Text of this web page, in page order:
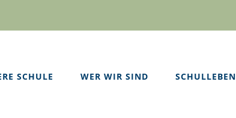
SCHULE WER WIR SIND SCHULLEBEN